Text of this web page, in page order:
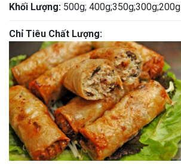
Khối Lượng: 500g; 400g;350g;300g;200g
Chỉ Tiêu Chất Lượng: